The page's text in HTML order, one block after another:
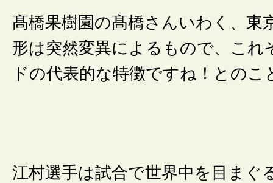
髙橋果樹園の髙橋さんいわく、東
形は突然変異によるもので、これ
ドの代表的な特徴ですね！とのこ
江村選手は試合で世界中を目まぐ